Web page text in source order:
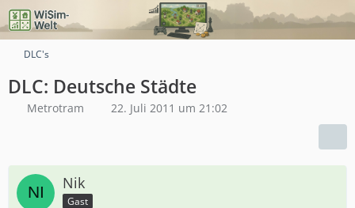
DLC's
DLC: Deutsche Städte
Metrotram 22. Juli 2011 um 21:02
Nik
Gast